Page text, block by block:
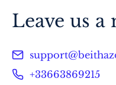
Leave us a
+33663869215